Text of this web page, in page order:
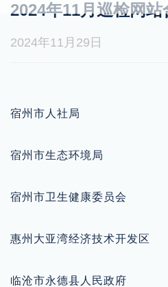
2024年11月巡检网站
2024年11月29日
宿州市人社局
宿州市生态环境局
宿州市卫生健康委员会
惠州大亚湾经济技术开发区
临沧市永德县人民政府